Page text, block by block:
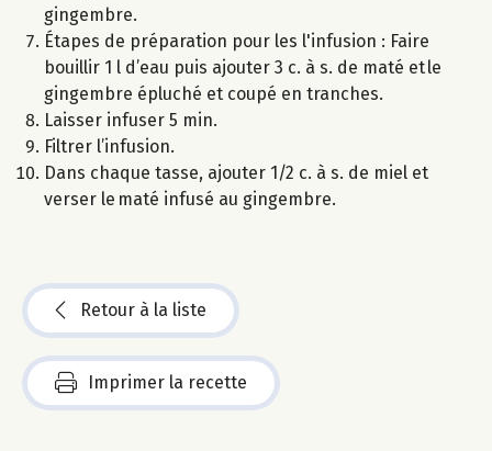
gingembre.
Étapes de préparation pour les l'infusion : Faire
bouillir 1 l d’eau puis ajouter 3 c. à s. de maté et le
gingembre épluché et coupé en tranches.
Laisser infuser 5 min.
Filtrer l’infusion.
Dans chaque tasse, ajouter 1/2 c. à s. de miel et
verser le maté infusé au gingembre.
Retour à la liste
Imprimer la recette